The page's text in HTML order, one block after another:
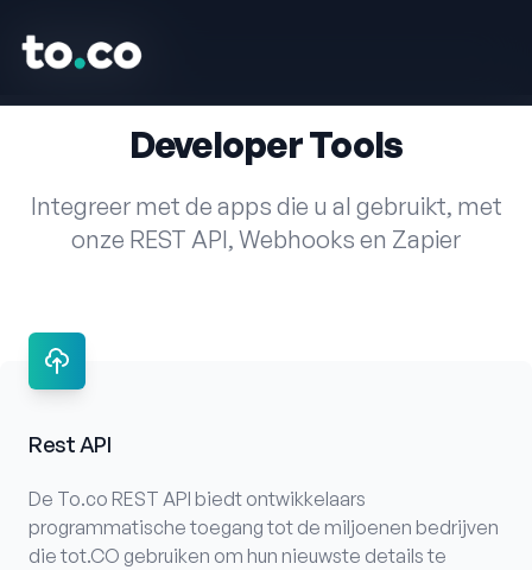
to.co
to.co
Developer Tools
Integreer met de apps die u al gebruikt, met
onze REST API, Webhooks en Zapier
Rest API
De To.co REST API biedt ontwikkelaars
programmatische toegang tot de miljoenen bedrijven
die tot.CO gebruiken om hun nieuwste details te